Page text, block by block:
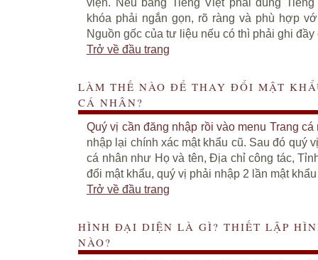
viện. Nếu bằng Tiếng Việt phải dùng
khóa phải ngắn gọn, rõ ràng và phù hợp
Nguồn gốc của tư liệu nếu có thì phải ghi đầy
Trở về đầu trang
LÀM THẾ NÀO ĐỂ THAY ĐỔI MẬT
CÁ NHÂN?
Quý vị cần đăng nhập rồi vào menu Trang
nhập lại chính xác mật khẩu cũ. Sau đó quý
cá nhân như Họ và tên, Địa chỉ công tác,
đổi mật khẩu, quý vị phải nhập 2 lần mật
Trở về đầu trang
HÌNH ĐẠI DIỆN LÀ GÌ? THIẾT LẬP
NÀO?